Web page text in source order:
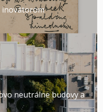
inovátorom
neutrálne budovy a